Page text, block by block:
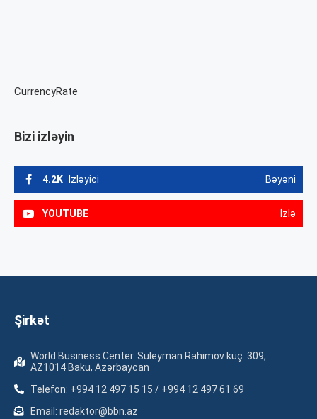
CurrencyRate
Bizi izləyin
4.2K İzləyici Bəyəni
YOUTUBE İzlə
Şirkət
World Business Center. Suleyman Rahimov küç. 309,
AZ1014 Baku, Azərbaycan
Telefon: +994 12 497 15 15 / +994 12 497 61 69
Email: redaktor@bbn.az